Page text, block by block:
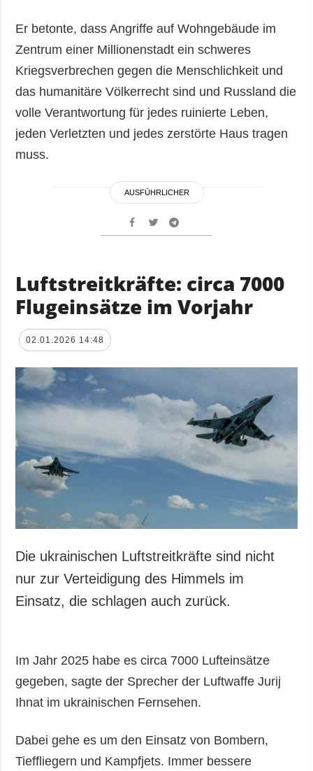
Er betonte, dass Angriffe auf Wohngebäude im
Zentrum einer Millionenstadt ein schweres
Kriegsverbrechen gegen die Menschlichkeit und
das humanitäre Völkerrecht sind und Russland die
volle Verantwortung für jedes ruinierte Leben,
jeden Verletzten und jedes zerstörte Haus tragen
muss.
AUSFÜHRLICHER
Luftstreitkräfte: circa 7000
Flugeinsätze im Vorjahr
02.01.2026 14:48
Die ukrainischen Luftstreitkräfte sind nicht
nur zur Verteidigung des Himmels im
Einsatz, die schlagen auch zurück.
Im Jahr 2025 habe es circa 7000 Lufteinsätze
gegeben, sagte der Sprecher der Luftwaffe Jurij
Ihnat im ukrainischen Fernsehen.
Dabei gehe es um den Einsatz von Bombern,
Tieffliegern und Kampfjets. Immer bessere